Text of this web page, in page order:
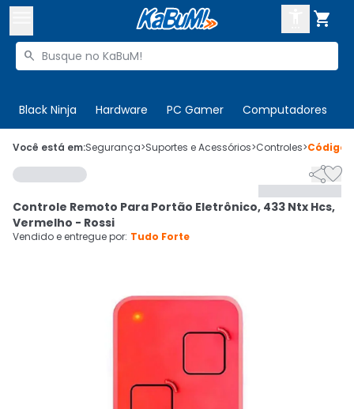

Buscar produtos

Black Ninja Hardware PC Gamer Computadores
 Olá. Acesse sua conta
 Departamentos
Cupons
CADASTRE-SE
Você está em:Segurança>Suportes e Acessórios>Controles>Código

Controle Remoto Para Portão Eletrônico, 433 Ntx Hcs,
Vermelho - Rossi
Vendido e entregue por: Tudo Forte